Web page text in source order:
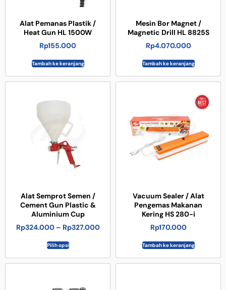
Alat Pemanas Plastik /
Heat Gun HL 1500W
Rp155.000
Tambah ke keranjang
Mesin Bor Magnet /
Magnetic Drill HL 8825S
Rp4.070.000
Tambah ke keranjang
Alat Semprot Semen /
Cement Gun Plastic &
Aluminium Cup
Rp324.000 – Rp327.000
Pilih opsi
Vacuum Sealer / Alat
Pengemas Makanan
Kering HS 280-i
Rp170.000
Tambah ke keranjang